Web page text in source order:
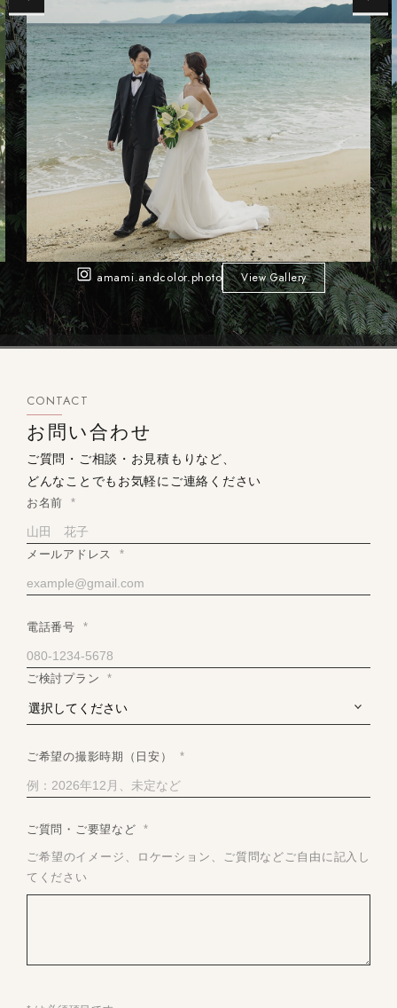
amami.andcolor.photo View Gallery
CONTACT
お問い合わせ
ご質問・ご相談・お見積もりなど、
どんなことでもお気軽にご連絡ください
お名前 *
メールアドレス *
電話番号 *
ご検討プラン *
ご希望の撮影時期（日安） *
ご質問・ご要望など *
ご希望のイメージ、ロケーション、ご質問などご自由に記入し
てください